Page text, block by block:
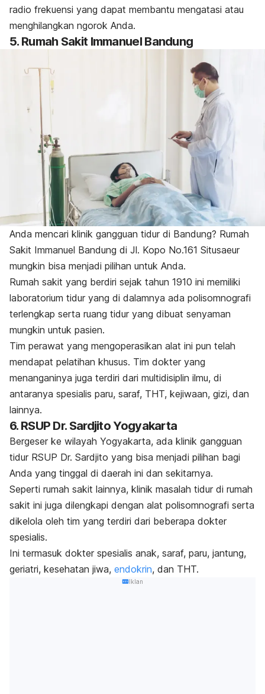
radio frekuensi yang dapat membantu mengatasi atau
menghilangkan ngorok Anda.
5. Rumah Sakit Immanuel Bandung
Anda mencari klinik gangguan tidur di Bandung? Rumah
Sakit Immanuel Bandung di Jl. Kopo No.161 Situsaeur
mungkin bisa menjadi pilihan untuk Anda.
Rumah sakit yang berdiri sejak tahun 1910 ini memiliki
laboratorium tidur yang di dalamnya ada polisomnografi
terlengkap serta ruang tidur yang dibuat senyaman
mungkin untuk pasien.
Tim perawat yang mengoperasikan alat ini pun telah
mendapat pelatihan khusus. Tim dokter yang
menanganinya juga terdiri dari multidisiplin ilmu, di
antaranya spesialis paru, saraf, THT, kejiwaan, gizi, dan
lainnya.
6. RSUP Dr. Sardjito Yogyakarta
Bergeser ke wilayah Yogyakarta, ada klinik gangguan
tidur RSUP Dr. Sardjito yang bisa menjadi pilihan bagi
Anda yang tinggal di daerah ini dan sekitarnya.
Seperti rumah sakit lainnya, klinik masalah tidur di rumah
sakit ini juga dilengkapi dengan alat polisomnografi serta
dikelola oleh tim yang terdiri dari beberapa dokter
spesialis.
Ini termasuk dokter spesialis anak, saraf, paru, jantung,
geriatri, kesehatan jiwa, endokrin, dan THT.
Iklan